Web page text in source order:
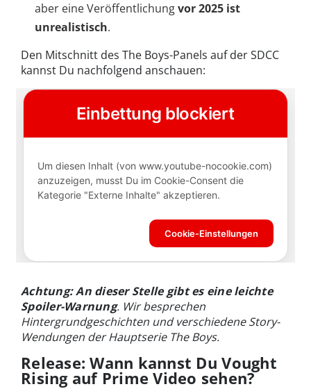
aber eine Veröffentlichungvor 2025 ist
unrealistisch.
Den Mitschnitt des The Boys-Panels auf der SDCC
kannst Du nachfolgend anschauen:
Achtung: An dieser Stelle gibt es eine leichte
Spoiler-Warnung. Wir besprechen
Hintergrundgeschichten und verschiedene Story-
Wendungen der Hauptserie The Boys.
Release: Wann kannst Du Vought
Rising auf Prime Video sehen?